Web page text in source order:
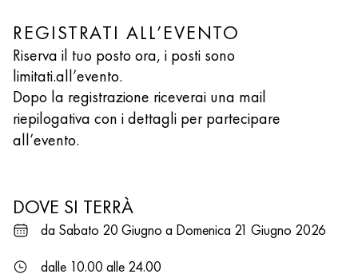
DOVE SI TERRÀ
da Sabato 20 Giugno a Domenica 21 Giugno 2026
dalle 10.00 alle 24.00
REGISTRATI ALL’EVENTO
Riserva il tuo posto ora, i posti sono
limitati.all’evento.
Dopo la registrazione riceverai una mail
riepilogativa con i dettagli per partecipare
all’evento.